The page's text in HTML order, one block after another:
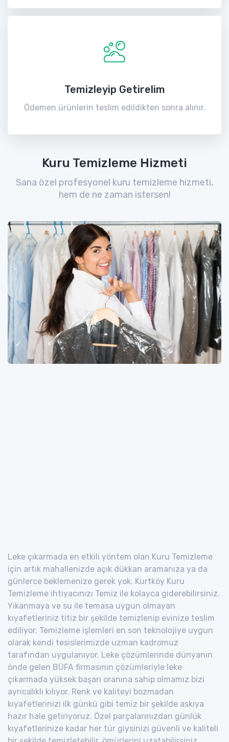
Temizleyip Getirelim
Ödemen ürünlerin teslim edildikten sonra alınır.
Kuru Temizleme Hizmeti
Sana özel profesyonel kuru temizleme hizmeti,
hem de ne zaman istersen!
Leke çıkarmada en etkili yöntem olan Kuru Temizleme
için artık mahallenizde açık dükkan aramanıza ya da
günlerce beklemenize gerek yok. Kurtköy Kuru
Temizleme ihtiyacınızı Temiz ile kolayca giderebilirsiniz.
Yıkanmaya ve su ile temasa uygun olmayan
kıyafetleriniz titiz bir şekilde temizlenip evinize teslim
ediliyor. Temizleme işlemleri en son teknolojiye uygun
olarak kendi tesislerimizde uzman kadromuz
tarafından uygulanıyor. Leke çözümlerinde dünyanın
önde gelen BÜFA firmasının çözümleriyle leke
çıkarmada yüksek başarı oranına sahip olmamız bizi
ayrıcalıklı kılıyor. Renk ve kaliteyi bozmadan
kıyafetlerinizi ilk günkü gibi temiz bir şekilde askıya
hazır hale getiriyoruz. Özel parçalarınızdan günlük
kıyafetlerinize kadar her tür giysinizi güvenli ve kaliteli